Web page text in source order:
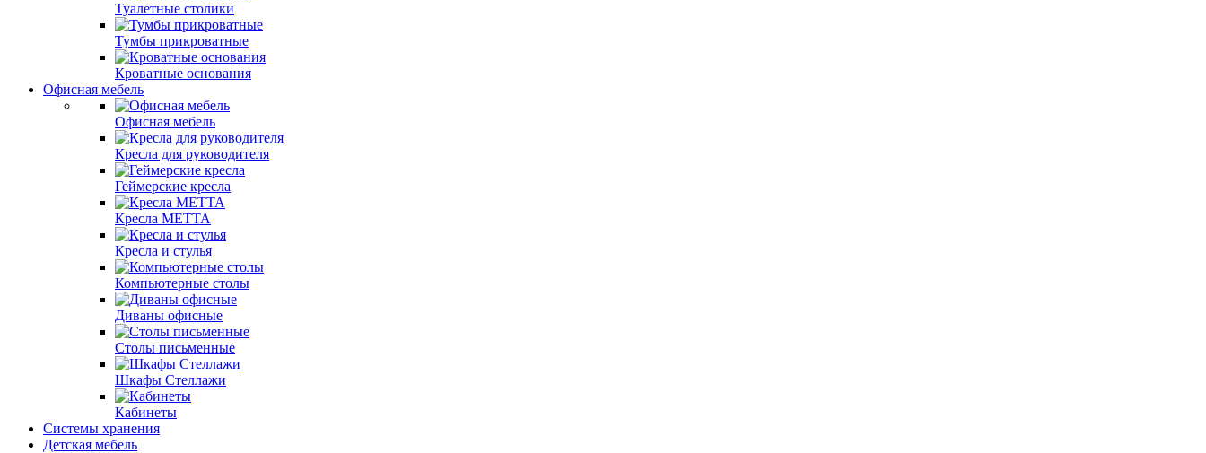
Туалетные столики
Тумбы прикроватные
Кроватные основания
Офисная мебель
Офисная мебель
Кресла для руководителя
Геймерские кресла
Кресла МЕТТА
Кресла и стулья
Компьютерные столы
Диваны офисные
Столы письменные
Шкафы Стеллажи
Кабинеты
Системы хранения
Детская мебель